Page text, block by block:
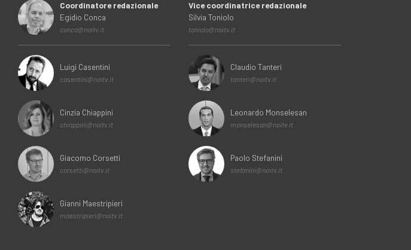
Coordinatore redazionale
Egidio Conca
conca@noitv.it
Luigi Casentini
casentini@noitv.it
Cinzia Chiappini
chiappini@noitv.it
Giacomo Corsetti
corsetti@noitv.it
Gianni Maestripieri
maestripieri@noitv.it
Vice coordinatrice redazionale
Silvia Toniolo
toniolo@noitv.it
Claudio Tanteri
tanteri@noitv.it
Leonardo Monselesan
monselesan@noitv.it
Paolo Stefanini
stefanini@noitv.it